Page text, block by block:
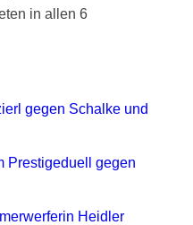
in allen 6
gegen Schalke und
Prestigeduell gegen
Heidler